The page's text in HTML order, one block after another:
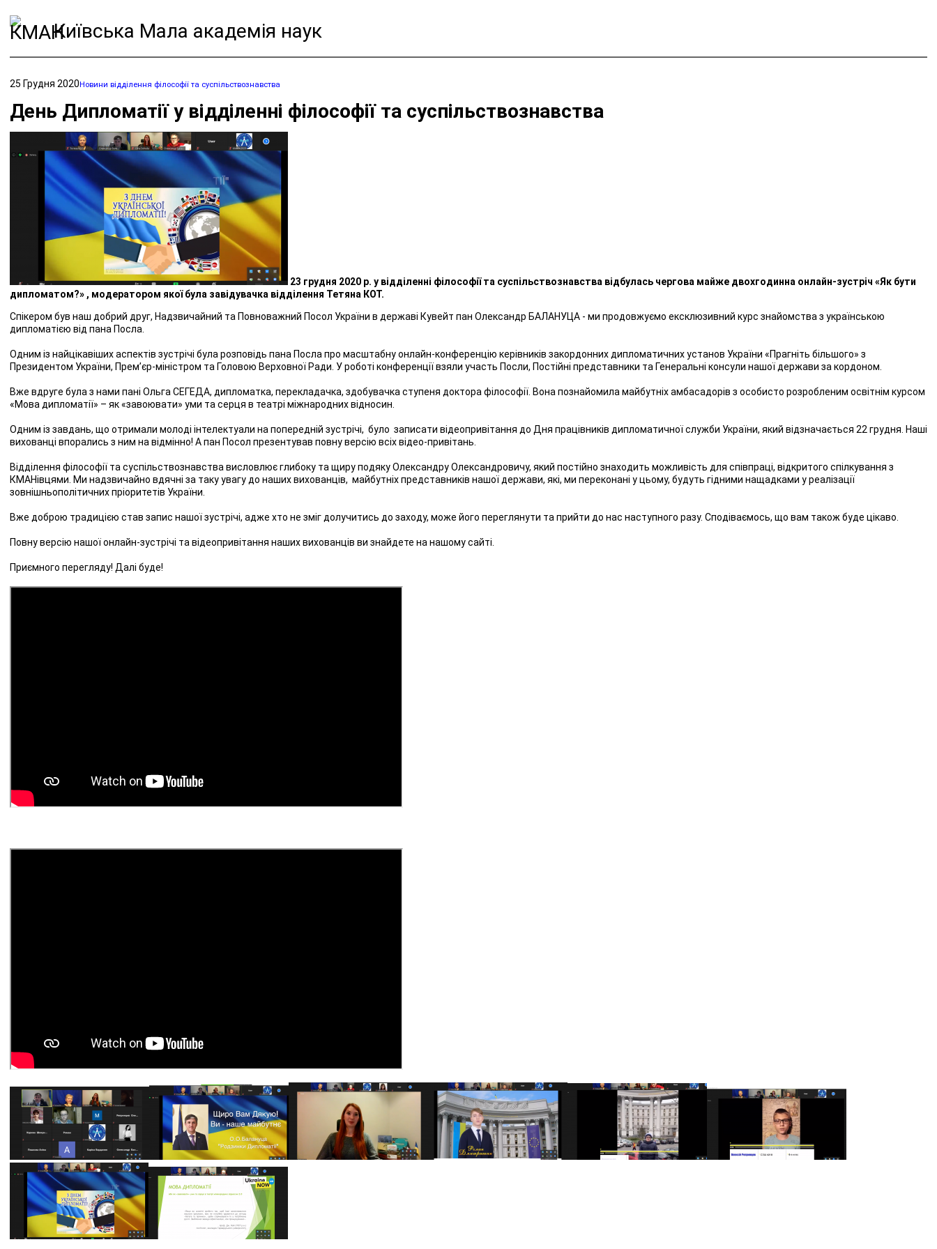
Київська Мала академія наук
25 Грудня 2020Новини відділення філософії та суспільствознавства
День Дипломатії у відділенні філософії та суспільствознавства
23 грудня 2020 р. у відділенні філософії та суспільствознавства відбулась чергова майже двохгодинна онлайн-зустріч «Як бути
дипломатом?» , модератором якої була завідувачка відділення Тетяна КОТ.
Спікером був наш добрий друг, Надзвичайний та Повноважний Посол України в державі Кувейт пан Олександр БАЛАНУЦА - ми продовжуємо ексклюзивний курс знайомства з українською
дипломатією від пана Посла.
Одним із найцікавіших аспектів зустрічі була розповідь пана Посла про масштабну онлайн-конференцію керівників закордонних дипломатичних установ України «Прагніть більшого» з
Президентом України, Прем’єр-міністром та Головою Верховної Ради. У роботі конференції взяли участь Посли, Постійні представники та Генеральні консули нашої держави за кордоном.
Вже вдруге була з нами пані Ольга СЕГЕДА, дипломатка, перекладачка, здобувачка ступеня доктора філософії. Вона познайомила майбутніх амбасадорів з особисто розробленим освітнім курсом
«Мова дипломатії» – як «завоювати» уми та серця в театрі міжнародних відносин.
Одним із завдань, що отримали молоді інтелектуали на попередній зустрічі, було записати відеопривітання до Дня працівників дипломатичної служби України, який відзначається 22 грудня. Наші
вихованці впорались з ним на відмінно! А пан Посол презентував повну версію всіх відео-привітань.
Відділення філософії та суспільствознавства висловлює глибоку та щиру подяку Олександру Олександровичу, який постійно знаходить можливість для співпраці, відкритого спілкування з
КМАНівцями. Ми надзвичайно вдячні за таку увагу до наших вихованців, майбутніх представників нашої держави, які, ми переконані у цьому, будуть гідними нащадками у реалізації
зовнішньополітичних пріоритетів України.
Вже доброю традицією став запис нашої зустрічі, адже хто не зміг долучитись до заходу, може його переглянути та прийти до нас наступного разу. Сподіваємось, що вам також буде цікаво.
Повну версію нашої онлайн-зустрічі та відеопривітання наших вихованців ви знайдете на нашому сайті.
Приємного перегляду! Далі буде!